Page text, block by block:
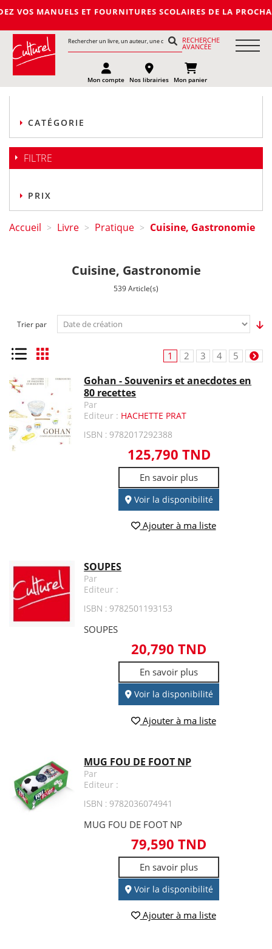
MANUELS ET FOURNITURES SCOLAIRES DE LA
RECHERCHE
AVANCÉE
Mon compte Nos librairies Mon panier
CATÉGORIE
FILTRE
PRIX
Accueil > Livre > Pratique > Cuisine, Gastronomie
Cuisine, Gastronomie
539 Article(s)
Trier par
Liste Grille 1 2 3 4 5
Gohan - Souvenirs et anecdotes en
80 recettes
Par
Editeur : HACHETTE PRAT
ISBN : 9782017292388
125,790 TND
En savoir plus
Voir la disponibilité
Ajouter à ma liste
SOUPES
Par
Editeur :
ISBN : 9782501193153
SOUPES
20,790 TND
En savoir plus
Voir la disponibilité
Ajouter à ma liste
MUG FOU DE FOOT NP
Par
Editeur :
ISBN : 9782036074941
MUG FOU DE FOOT NP
79,590 TND
En savoir plus
Voir la disponibilité
Ajouter à ma liste